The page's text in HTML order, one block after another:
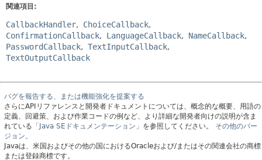
関連項目:
CallbackHandler
ChoiceCallback
ConfirmationCallback
LanguageCallback
NameCallback
PasswordCallback
TextInputCallback
TextOutputCallback
バグを報告する、または機能強化を提案する
さらにAPIリファレンスと開発者ドキュメントについては、概念的な概要、用語の
定義、回避策、および作業コードの例など、より詳細な開発者向けの説明が含ま
れている 「Java SEドキュメンテーション」 を参照してください。
その他のバー
ジョン。
Javaは、米国およびその他の国におけるOracleおよび/またはその関連会社の商標
または登録商標です。